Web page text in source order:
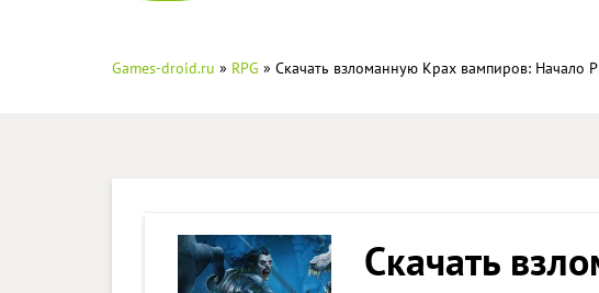
Games-droid.ru » RPG » Скачать взломанную Крах вампиров: Начало
Скачать